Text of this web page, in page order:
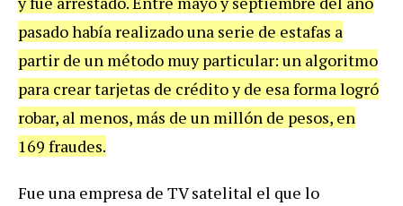
pasado había realizado una serie de estafas a
partir de un método muy particular: un algoritmo
para crear tarjetas de crédito y de esa forma logró
robar, al menos, más de un millón de pesos, en
169 fraudes.
Fue una empresa de TV satelital el que lo